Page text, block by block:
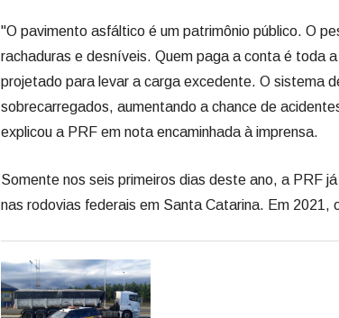
"O pavimento asfáltico é um patrimônio público. O
rachaduras e desníveis. Quem paga a conta é toda
projetado para levar a carga excedente. O sistema
sobrecarregados, aumentando a chance de
explicou a PRF em nota encaminhada à imprensa.
Somente nos seis primeiros dias deste ano, a PRF
nas rodovias federais em Santa Catarina. Em 2021,